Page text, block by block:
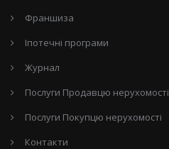
Франшиза
Іпотечні програми
Журнал
Послуги Продавцю нерухомості
Послуги Покупцю нерухомості
Контакти